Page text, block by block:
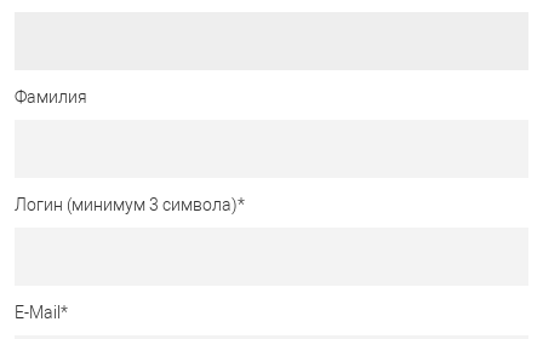
Фамилия
Логин (минимум 3 символа)*
E-Mail *